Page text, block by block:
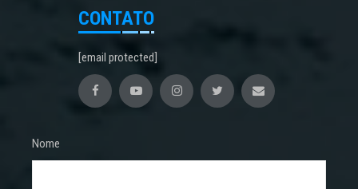
CONTATO
[email protected]
Nome